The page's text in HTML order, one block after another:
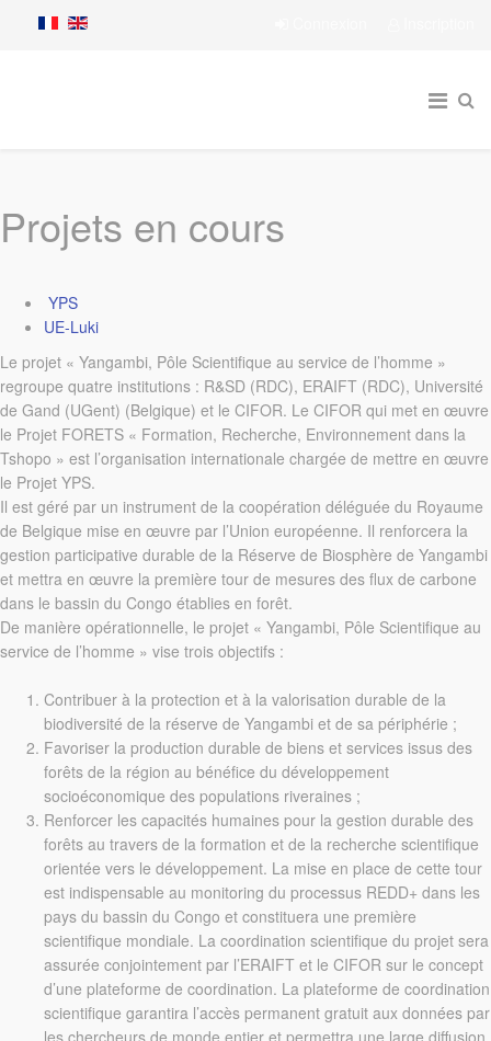
Projets en cours
YPS
UE-Luki
Le projet « Yangambi, Pôle Scientifique au service de l’homme »
regroupe quatre institutions : R&SD (RDC), ERAIFT (RDC), Université
de Gand (UGent) (Belgique) et le CIFOR. Le CIFOR qui met en œuvre
le Projet FORETS « Formation, Recherche, Environnement dans la
Tshopo » est l’organisation internationale chargée de mettre en œuvre
le Projet YPS.
Il est géré par un instrument de la coopération déléguée du Royaume
de Belgique mise en œuvre par l’Union européenne. Il renforcera la
gestion participative durable de la Réserve de Biosphère de Yangambi
et mettra en œuvre la première tour de mesures des flux de carbone
dans le bassin du Congo établies en forêt.
De manière opérationnelle, le projet « Yangambi, Pôle Scientifique au
service de l’homme » vise trois objectifs :
Contribuer à la protection et à la valorisation durable de la
biodiversité de la réserve de Yangambi et de sa périphérie ;
Favoriser la production durable de biens et services issus des
forêts de la région au bénéfice du développement
socioéconomique des populations riveraines ;
Renforcer les capacités humaines pour la gestion durable des
forêts au travers de la formation et de la recherche scientifique
orientée vers le développement. La mise en place de cette tour
est indispensable au monitoring du processus REDD+ dans les
pays du bassin du Congo et constituera une première
scientifique mondiale. La coordination scientifique du projet sera
assurée conjointement par l’ERAIFT et le CIFOR sur le concept
d’une plateforme de coordination. La plateforme de coordination
scientifique garantira l’accès permanent gratuit aux données par
les chercheurs de monde entier et permettra une large diffusion